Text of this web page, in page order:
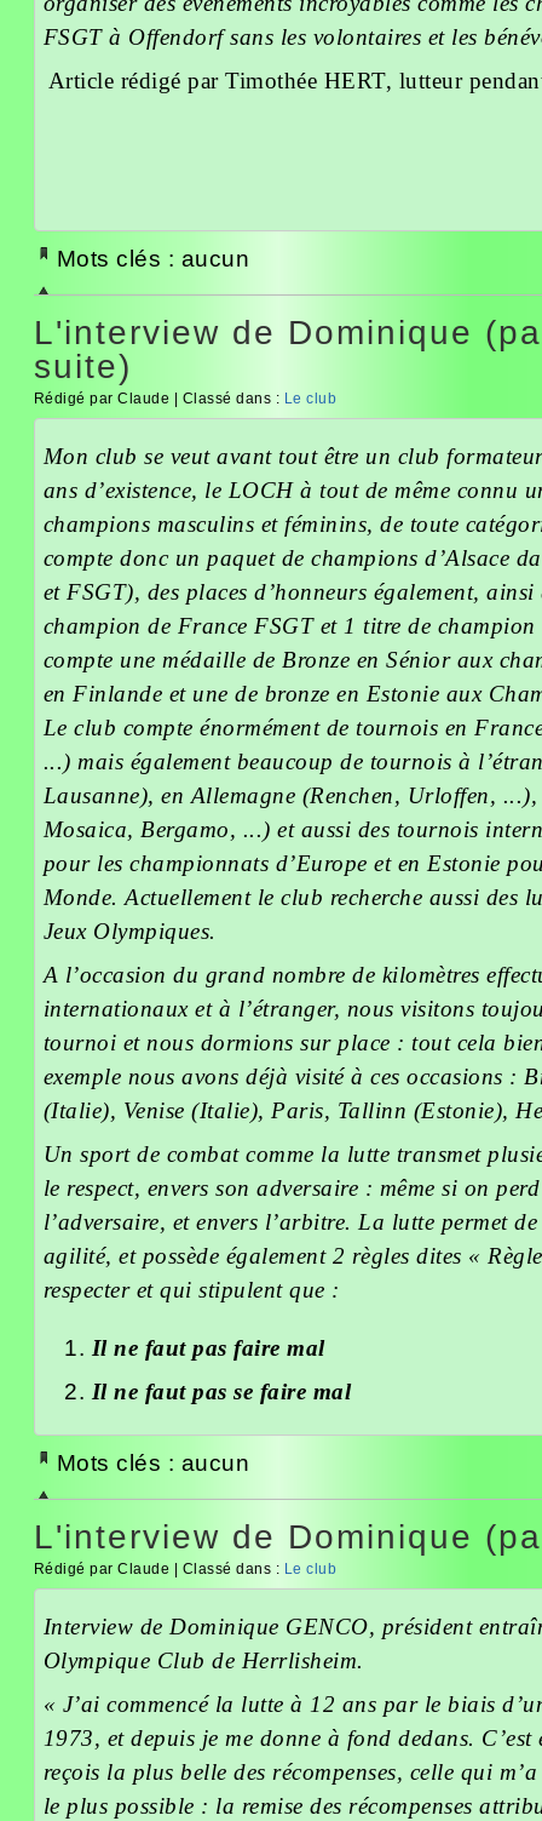
FSGT à Offendorf sans les volontaires et les
Article rédigé par Timothée HERT, lutteur
Mots clés : aucun
L'interview de Dominique
suite)
Rédigé par Claude | Classé dans : Le club
Mon club se veut avant tout être un club
ans d’existence, le LOCH à tout de même connu
champions masculins et féminins, de toute
compte donc un paquet de champions d’Alsace
et FSGT), des places d’honneurs également,
champion de France FSGT et 1 titre de
compte une médaille de Bronze en Sénior aux
en Finlande et une de bronze en Estonie aux
Le club compte énormément de tournois en
...) mais également beaucoup de tournois à
Lausanne), en Allemagne (Renchen, Urloffen,
Mosaica, Bergamo, ...) et aussi des tournois
pour les championnats d’Europe et en Estonie
Monde. Actuellement le club recherche aussi des
Jeux Olympiques.
A l’occasion du grand nombre de kilomètres
internationaux et à l’étranger, nous visitons
tournoi et nous dormions sur place : tout cela
exemple nous avons déjà visité à ces occasions :
(Italie), Venise (Italie), Paris, Tallinn (Estonie),
Un sport de combat comme la lutte transmet
le respect, envers son adversaire : même si on
l’adversaire, et envers l’arbitre. La lutte permet
agilité, et possède également 2 règles dites «
respecter et qui stipulent que :
Il ne faut pas faire mal
Il ne faut pas se faire mal
Mots clés : aucun
L'interview de Dominique
Rédigé par Claude | Classé dans : Le club
Interview de Dominique GENCO, président
Olympique Club de Herrlisheim.
« J’ai commencé la lutte à 12 ans par le biais
1973, et depuis je me donne à fond dedans.
reçois la plus belle des récompenses, celle qui
le plus possible : la remise des récompenses